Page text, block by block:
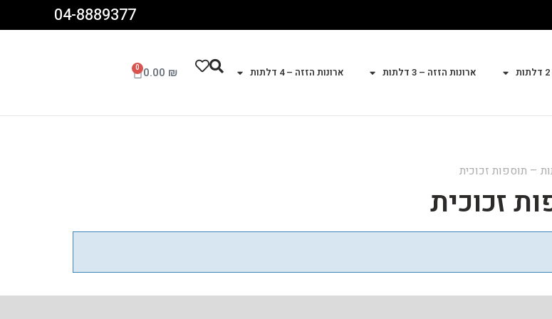
04-8889377
ארונות הזזה – 3 דלתות ארונות הזזה – 4 דלתות 0.00 ₪
0